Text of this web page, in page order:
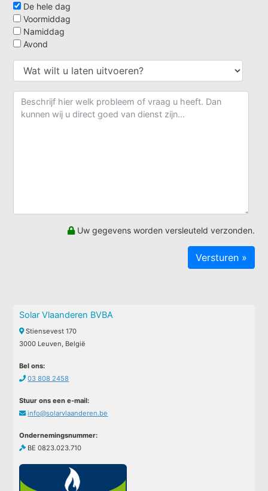
De hele dag
Voormiddag
Namiddag
Avond
Uw gegevens worden versleuteld verzonden.
Solar Vlaanderen BVBA
Stiensevest 170
3000 Leuven, België
Bel ons:
03 808 2458
Stuur ons een e-mail:
info@solarvlaanderen.be
Ondernemingsnummer:
BE 0823.023.710